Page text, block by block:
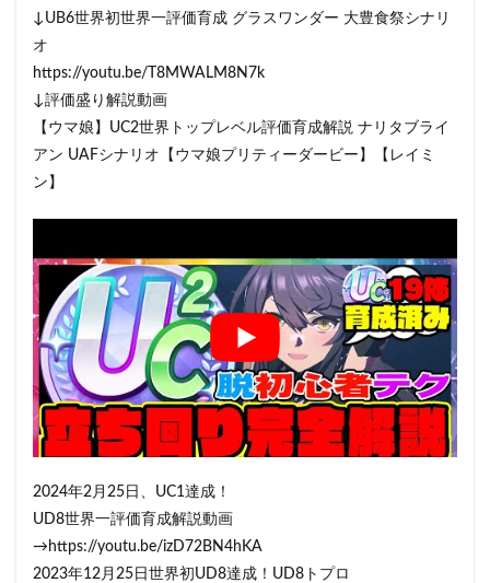
↓UB6世界初世界一評価育成 グラスワンダー 大豊食祭シナリ
オ
https://youtu.be/T8MWALM8N7k
↓評価盛り解説動画
【ウマ娘】UC2世界トップレベル評価育成解説 ナリタブライ
アン UAFシナリオ【ウマ娘プリティーダービー】【レイミ
ン】
2024年2月25日、UC1達成！
UD8世界一評価育成解説動画
→https://youtu.be/izD72BN4hKA
2023年12月25日世界初UD8達成！UD8トプロ